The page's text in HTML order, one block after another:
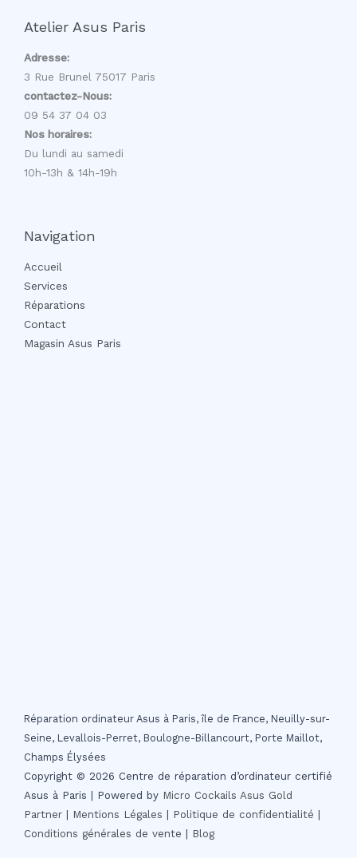
Atelier Asus Paris
Adresse:
3 Rue Brunel 75017 Paris
contactez-Nous:
09 54 37 04 03
Nos horaires:
Du lundi au samedi
10h-13h & 14h-19h
Navigation
Accueil
Services
Réparations
Contact
Magasin Asus Paris
Réparation ordinateur Asus à Paris, île de France, Neuilly-sur-
Seine, Levallois-Perret, Boulogne-Billancourt, Porte Maillot,
Champs Élysées
Copyright © 2026 Centre de réparation d’ordinateur certifié
Asus à Paris | Powered by Micro Cockails Asus Gold
Partner | Mentions Légales | Politique de confidentialité |
Conditions générales de vente | Blog